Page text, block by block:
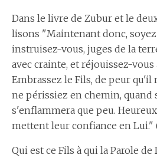
Dans le livre de Zubur et le
lisons "Maintenant donc, soyez
instruisez-vous, juges de la
avec crainte, et réjouissez-
Embrassez le Fils, de peur
ne périssiez en chemin, quand
s'enflammera que peu.
mettent leur confiance en Lui."
Qui est ce Fils à qui la Parole